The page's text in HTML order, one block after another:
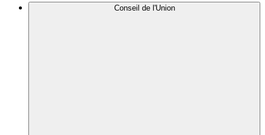
Conseil de l'Union